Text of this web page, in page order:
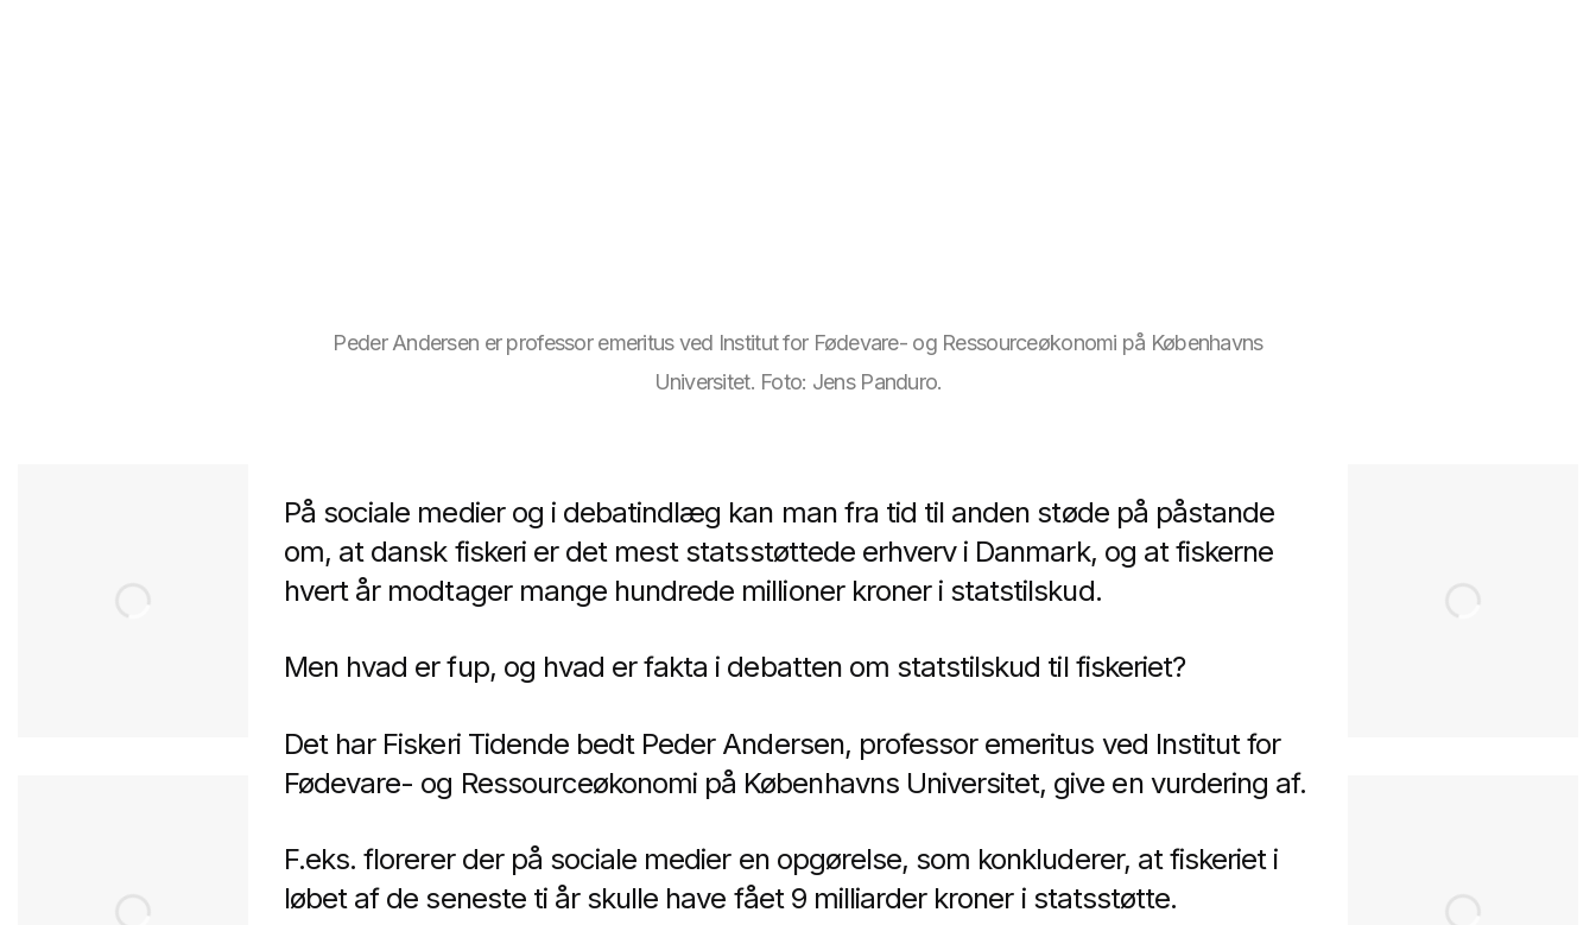
Peder Andersen er professor emeritus ved Institut for Fødevare- og Ressourceøkonomi på Københavns
Universitet. Foto: Jens Panduro.
På sociale medier og i debatindlæg kan man fra tid til anden støde på påstande
om, at dansk fiskeri er det mest statsstøttede erhverv i Danmark, og at fiskerne
hvert år modtager mange hundrede millioner kroner i statstilskud.
Men hvad er fup, og hvad er fakta i debatten om statstilskud til fiskeriet?
Det har Fiskeri Tidende bedt Peder Andersen, professor emeritus ved Institut for
Fødevare- og Ressourceøkonomi på Københavns Universitet, give en vurdering af.
F.eks. florerer der på sociale medier en opgørelse, som konkluderer, at fiskeriet i
løbet af de seneste ti år skulle have fået 9 milliarder kroner i statsstøtte.